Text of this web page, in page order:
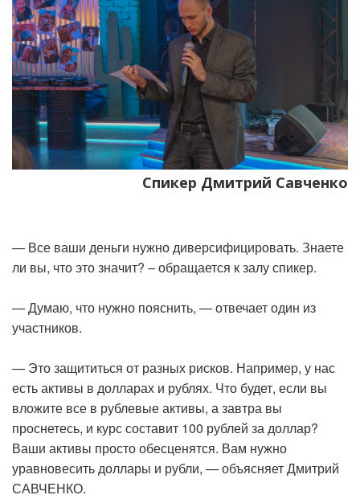
Спикер Дмитрий Савченко
— Все ваши деньги нужно диверсифицировать. Знаете
ли вы, что это значит? – обращается к залу спикер.
— Думаю, что нужно пояснить, — отвечает один из
участников.
— Это защититься от разных рисков. Например, у нас
есть активы в долларах и рублях. Что будет, если вы
вложите все в рублевые активы, а завтра вы
проснетесь, и курс составит 100 рублей за доллар?
Ваши активы просто обесценятся. Вам нужно
уравновесить доллары и рубли, — объясняет Дмитрий
САВЧЕНКО.